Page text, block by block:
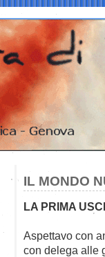
IL MONDO
LA PRIMA
Aspettavo con
con delega alle